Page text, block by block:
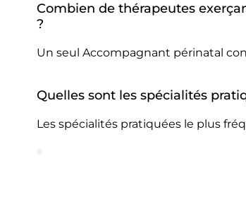
Combien de thérapeutes
?
Un seul Accompagnant périnatal
Quelles sont les spécialités
Les spécialités pratiquées le plus